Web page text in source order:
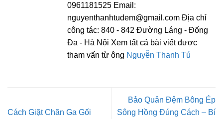
0961181525 Email:
nguyenthanhtudem@gmail.com Địa chỉ
công tác: 840 - 842 Đường Láng - Đống
Đa - Hà Nội Xem tất cả bài viết được
tham vấn từ ông Nguyễn Thanh Tú
Cách Giặt Chăn Ga Gối
Bảo Quản Đệm Bông Ép
Sông Hồng Đúng Cách – Bí